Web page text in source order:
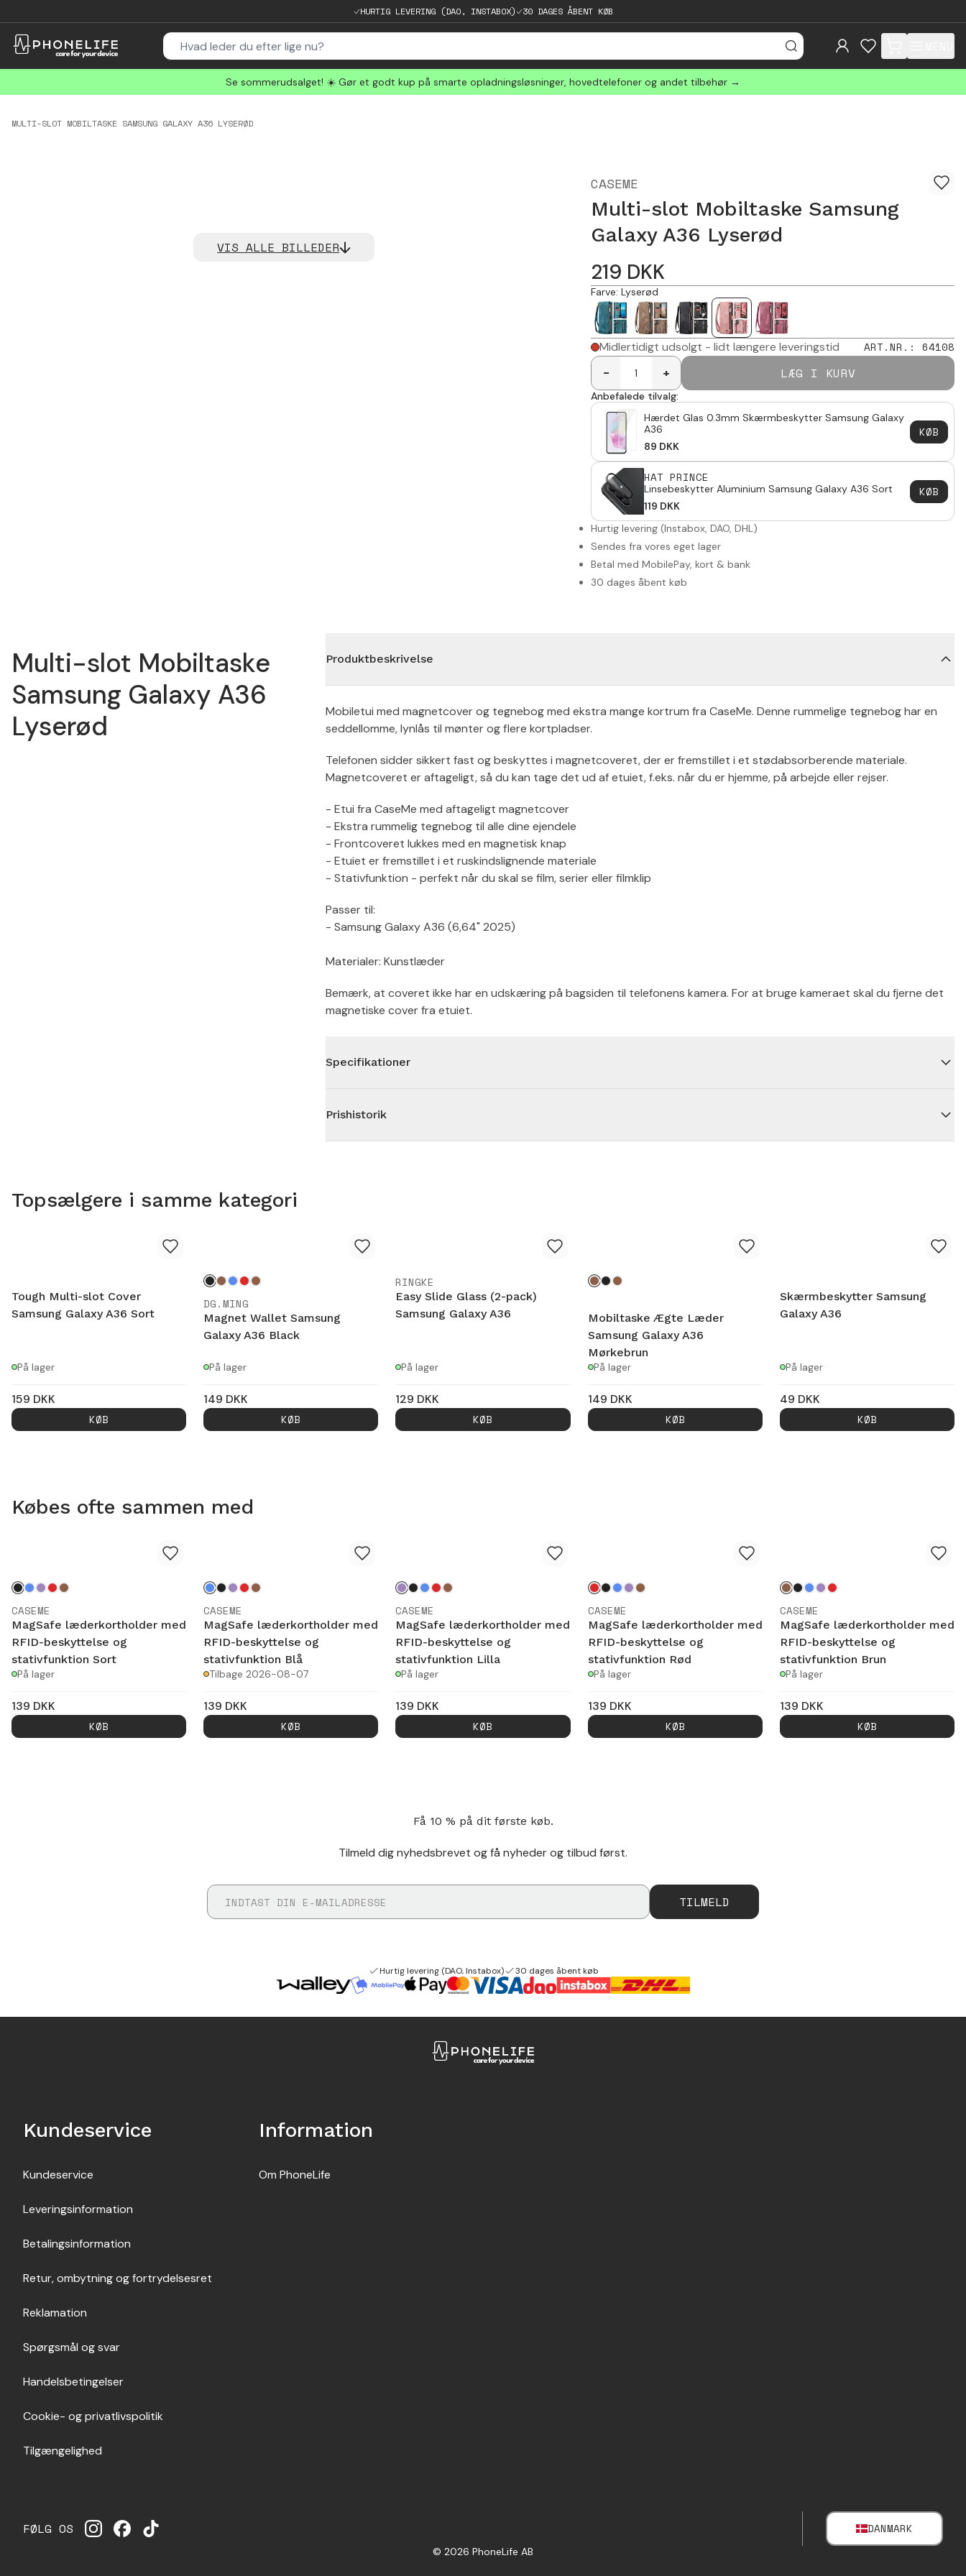
HURTIG LEVERING (DAO, INSTABOX) 30 DAGES ÅBENT KØB
items in cart, view
Se sommerudsalget! ☀️ Gør et godt kup på smarte opladningsløsninger, hovedtelefoner og andet tilbehør →
MULTI-SLOT MOBILTASKE SAMSUNG GALAXY A36 LYSERØD
VIS ALLE BILLEDER
CASEME
Multi-slot Mobiltaske Samsung
Galaxy A36 Lyserød
219 DKK
Farve:Lyserød
Midlertidigt udsolgt - lidt længere leveringstid ART.NR. : 64108
-
+ LÆG I KURV
Anbefalede tilvalg:
Hærdet Glas 0.3mm Skærmbeskytter Samsung Galaxy
A36
89 DKK
KØB
HAT PRINCE
Linsebeskytter Aluminium Samsung Galaxy A36 Sort
119 DKK
KØB
Hurtig levering (Instabox, DAO, DHL)
Sendes fra vores eget lager
Betal med MobilePay, kort & bank
30 dages åbent køb
Multi-slot Mobiltaske
Samsung Galaxy A36
Lyserød
Produktbeskrivelse
Mobiletui med magnetcover og tegnebog med ekstra mange kortrum fra CaseMe. Denne rummelige tegnebog har en
seddellomme, lynlås til mønter og flere kortpladser.
Telefonen sidder sikkert fast og beskyttes i magnetcoveret, der er fremstillet i et stødabsorberende materiale.
Magnetcoveret er aftageligt, så du kan tage det ud af etuiet, f.eks. når du er hjemme, på arbejde eller rejser.
- Etui fra CaseMe med aftageligt magnetcover
- Ekstra rummelig tegnebog til alle dine ejendele
- Frontcoveret lukkes med en magnetisk knap
- Etuiet er fremstillet i et ruskindslignende materiale
- Stativfunktion - perfekt når du skal se film, serier eller filmklip
Passer til:
- Samsung Galaxy A36 (6,64" 2025)
Materialer: Kunstlæder
Bemærk, at coveret ikke har en udskæring på bagsiden til telefonens kamera. For at bruge kameraet skal du fjerne det
magnetiske cover fra etuiet.
Specifikationer
Prishistorik
Topsælgere i samme kategori
Tough Multi-slot Cover
Samsung Galaxy A36 Sort
På lager
159 DKK
KØB
DG.MING
Magnet Wallet Samsung
Galaxy A36 Black
På lager
149 DKK
KØB
RINGKE
Easy Slide Glass (2-pack)
Samsung Galaxy A36
På lager
129 DKK
KØB
Mobiltaske Ægte Læder
Samsung Galaxy A36
Mørkebrun
På lager
149 DKK
KØB
Skærmbeskytter Samsung
Galaxy A36
På lager
49 DKK
KØB
Købes ofte sammen med
CASEME
MagSafe læderkortholder med
RFID-beskyttelse og
stativfunktion Sort
På lager
139 DKK
KØB
CASEME
MagSafe læderkortholder med
RFID-beskyttelse og
stativfunktion Blå
Tilbage 2026-08-07
139 DKK
KØB
CASEME
MagSafe læderkortholder med
RFID-beskyttelse og
stativfunktion Lilla
På lager
139 DKK
KØB
CASEME
MagSafe læderkortholder med
RFID-beskyttelse og
stativfunktion Rød
På lager
139 DKK
KØB
CASEME
MagSafe læderkortholder med
RFID-beskyttelse og
stativfunktion Brun
På lager
139 DKK
KØB
Få 10 % på dit første køb.
Tilmeld dig nyhedsbrevet og få nyheder og tilbud først.
TILMELD
Hurtig levering (DAO, Instabox) 30 dages åbent køb
Kundeservice
Kundeservice
Leveringsinformation
Betalingsinformation
Retur, ombytning og fortrydelsesret
Reklamation
Spørgsmål og svar
Handelsbetingelser
Cookie- og privatlivspolitik
Tilgængelighed
Information
Om PhoneLife
FØLG OS INSTAGRAM
FACEBOOKTIKTOK DANMARK
SELECT
© 2026 PhoneLife AB